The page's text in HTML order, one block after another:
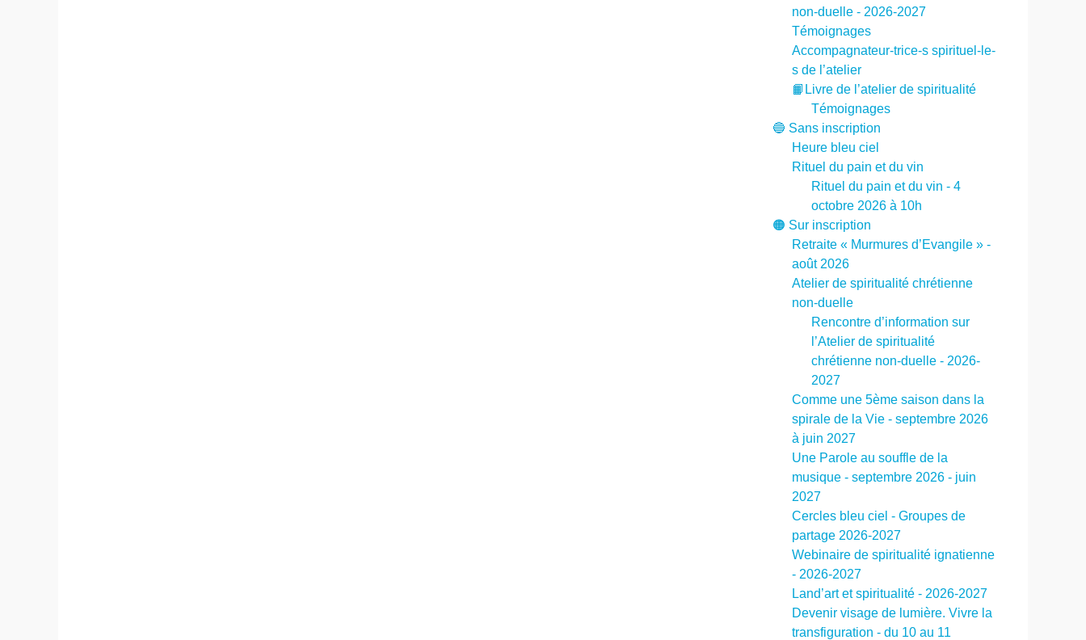
non-duelle - 2026-2027
Témoignages
Accompagnateur-trice-s spirituel-le-
s de l’atelier
📙Livre de l’atelier de spiritualité
Témoignages
🔵 Sans inscription
Heure bleu ciel
Rituel du pain et du vin
Rituel du pain et du vin - 4
octobre 2026 à 10h
🟠 Sur inscription
Retraite « Murmures d’Evangile » -
août 2026
Atelier de spiritualité chrétienne
non-duelle
Rencontre d’information sur
l’Atelier de spiritualité
chrétienne non-duelle - 2026-
2027
Comme une 5ème saison dans la
spirale de la Vie - septembre 2026
à juin 2027
Une Parole au souffle de la
musique - septembre 2026 - juin
2027
Cercles bleu ciel - Groupes de
partage 2026-2027
Webinaire de spiritualité ignatienne
- 2026-2027
Land’art et spiritualité - 2026-2027
Devenir visage de lumière. Vivre la
transfiguration - du 10 au 11